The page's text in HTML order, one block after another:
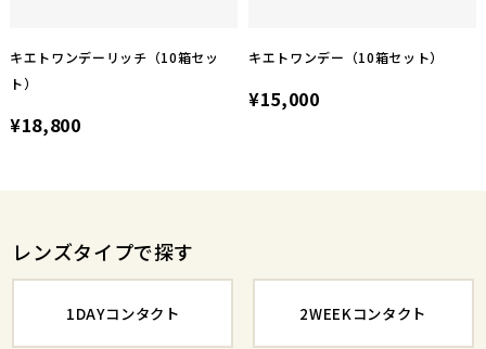
キエトワンデーリッチ（10箱セッ
ト）
¥18,800
キエトワンデー（10箱セット）
¥15,000
レンズタイプで探す
1DAYコンタクト 2WEEKコンタクト